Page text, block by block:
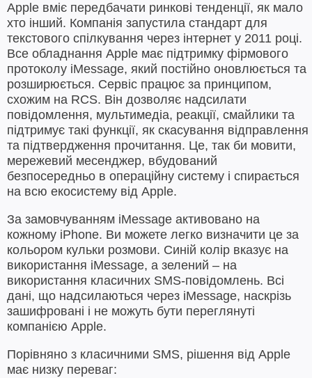
Apple вміє передбачати ринкові тенденції, як мало
хто інший. Компанія запустила стандарт для
текстового спілкування через інтернет у 2011 році.
Все обладнання Apple має підтримку фірмового
протоколу iMessage, який постійно оновлюється та
розширюється. Сервіс працює за принципом,
схожим на RCS. Він дозволяє надсилати
повідомлення, мультимедіа, реакції, смайлики та
підтримує такі функції, як скасування відправлення
та підтвердження прочитання. Це, так би мовити,
мережевий месенджер, вбудований
безпосередньо в операційну систему і спирається
на всю екосистему від Apple.
За замовчуванням iMessage активовано на
кожному iPhone. Ви можете легко визначити це за
кольором кульки розмови. Синій колір вказує на
використання iMessage, а зелений – на
використання класичних SMS-повідомлень. Всі
дані, що надсилаються через iMessage, наскрізь
зашифровані і не можуть бути переглянуті
компанією Apple.
Порівняно з класичними SMS, рішення від Apple
має низку переваг: